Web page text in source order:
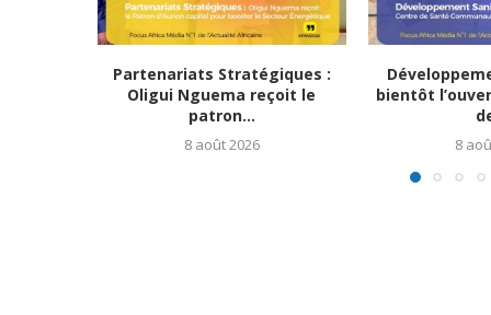
Partenariats Stratégiques :
Oligui Nguema reçoit le
patron...
8 août 2026
bientôt
8